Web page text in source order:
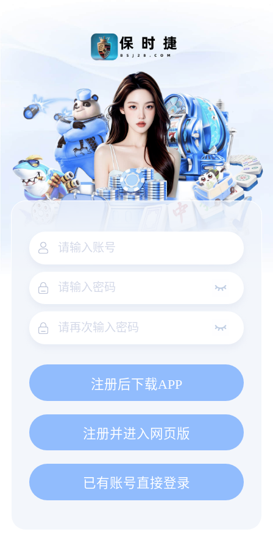
注册后下载APP
注册并进入网页版
已有账号直接登录